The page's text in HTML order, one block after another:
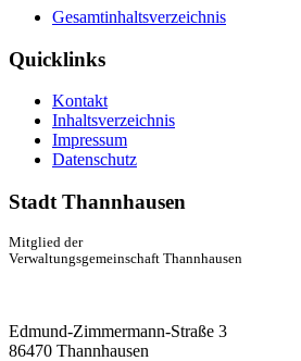
Gesamtinhaltsverzeichnis
Quicklinks
Kontakt
Inhaltsverzeichnis
Impressum
Datenschutz
Stadt Thannhausen
Mitglied der
Verwaltungsgemeinschaft Thannhausen
Edmund-Zimmermann-Straße 3
86470 Thannhausen